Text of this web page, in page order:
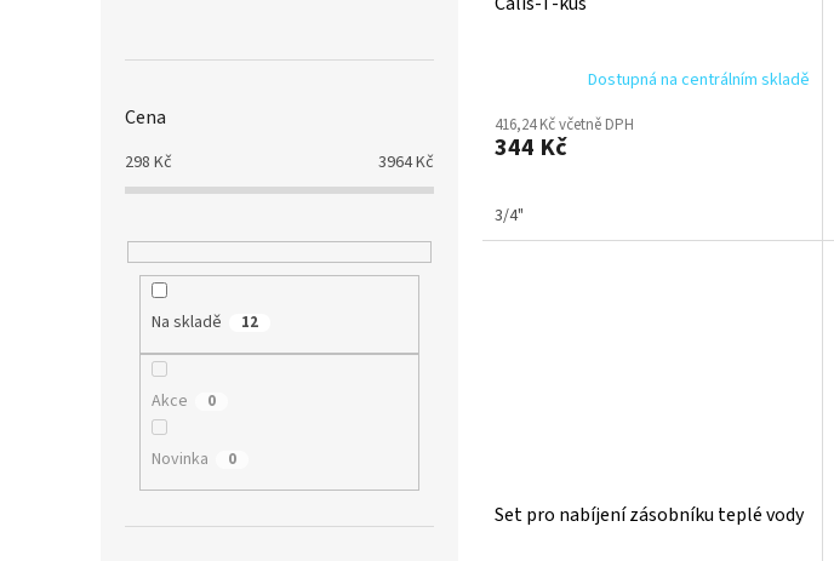
Cena
298 Kč 3964Kč
Na skladě 12
Akce 0
Novinka 0
Dostupná na centrálním skladě
416,24 Kč včetně DPH
344 Kč
3/4"
Set pro nabíjení zásobníku teplé vody